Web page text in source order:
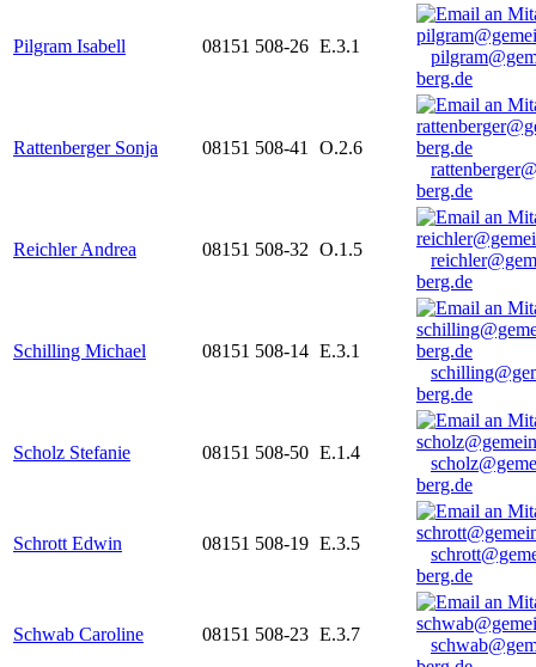
Pilgram Isabell 08151 508-26 E.3.1
berg.de
Rattenberger Sonja 08151 508-41
O.2.6
berg.de
Reichler Andrea 08151 508-32 O.1.5
berg.de
Schilling Michael 08151 508-14 E.3.1
berg.de
Scholz Stefanie 08151 508-50 E.1.4
berg.de
Schrott Edwin 08151 508-19 E.3.5
berg.de
Schwab Caroline 08151 508-23 E.3.7